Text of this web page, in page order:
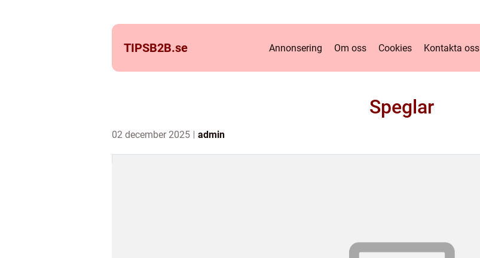
TIPSB2B.se Annonsering Om oss Cookies Kontakta oss
Speglar
02 december 2025 admin